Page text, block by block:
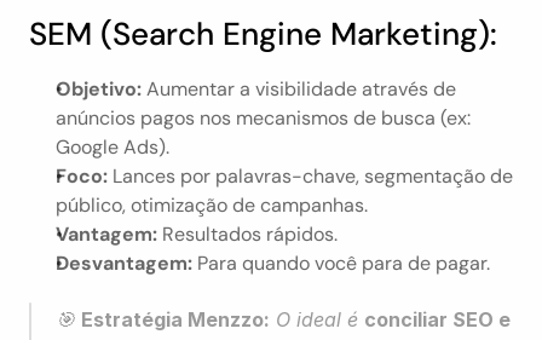
SEM (Search Engine Marketing):
Objetivo: Aumentar a visibilidade através de
anúncios pagos nos mecanismos de busca (ex:
Google Ads).
Foco: Lances por palavras-chave, segmentação de
público, otimização de campanhas.
Vantagem: Resultados rápidos.
Desvantagem: Para quando você para de pagar.
🎯 Estratégia Menzzo: O ideal é conciliar SEO e